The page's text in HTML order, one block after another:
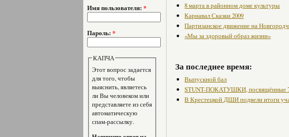
Имя пользователя: *
Пароль: *
КАПЧА
Этот вопрос задается
для того, чтобы
выяснить, являетесь
ли Вы человеком или
представляете из себя
автоматическую
спам-рассылку.
8 марта в районном доме культуры
Карнавал Сказки 2009
Партизанское движение на
«Мы за здоровый образ жизни»
За последнее время:
Выпускной бал
STUNT-ПОКАТУШКИ, посвящённые
В Крестецкой ДШИ подвели итоги